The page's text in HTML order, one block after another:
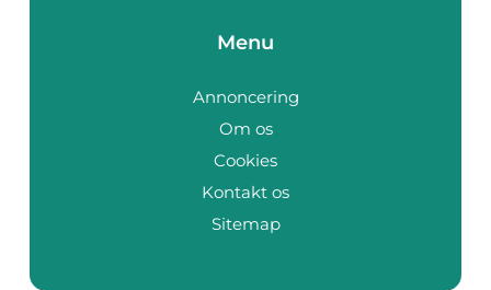
Menu
Annoncering
Om os
Cookies
Kontakt os
Sitemap